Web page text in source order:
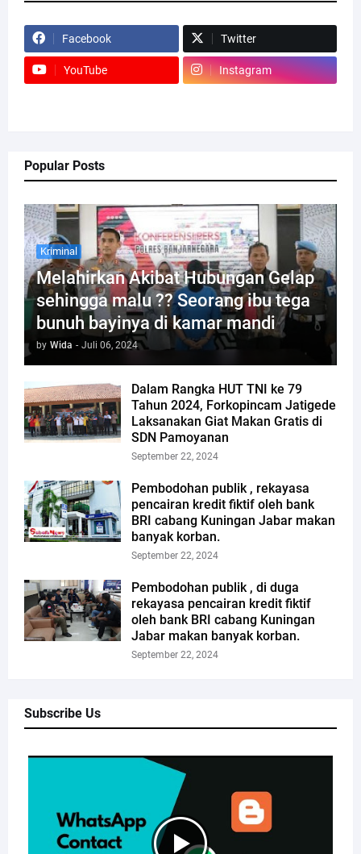
Facebook Twitter
YouTube Instagram
Popular Posts
Kriminal
Melahirkan Akibat Hubungan Gelap
sehingga malu ?? Seorang ibu tega
bunuh bayinya di kamar mandi
by Wida - Juli 06, 2024
Dalam Rangka HUT TNI ke 79
Tahun 2024, Forkopincam Jatigede
Laksanakan Giat Makan Gratis di
SDN Pamoyanan
September 22, 2024
Pembodohan publik , rekayasa
pencairan kredit fiktif oleh bank
BRI cabang Kuningan Jabar makan
banyak korban.
September 22, 2024
Pembodohan publik , di duga
rekayasa pencairan kredit fiktif
oleh bank BRI cabang Kuningan
Jabar makan banyak korban.
September 22, 2024
Subscribe Us